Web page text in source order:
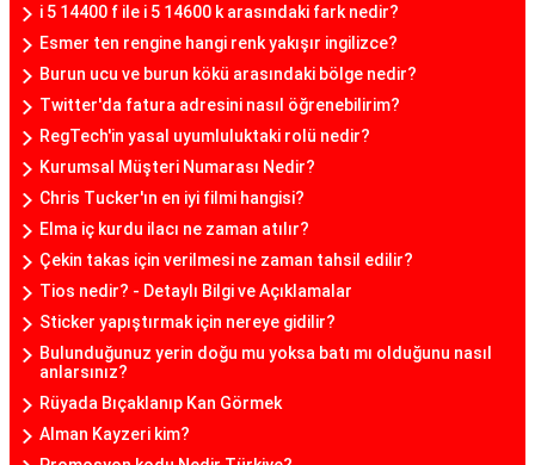
i 5 14400 f ile i 5 14600 k arasındaki fark nedir?
Esmer ten rengine hangi renk yakışır ingilizce?
Burun ucu ve burun kökü arasındaki bölge nedir?
Twitter'da fatura adresini nasıl öğrenebilirim?
RegTech'in yasal uyumluluktaki rolü nedir?
Kurumsal Müşteri Numarası Nedir?
Chris Tucker'ın en iyi filmi hangisi?
Elma iç kurdu ilacı ne zaman atılır?
Çekin takas için verilmesi ne zaman tahsil edilir?
Tios nedir? - Detaylı Bilgi ve Açıklamalar
Sticker yapıştırmak için nereye gidilir?
Bulunduğunuz yerin doğu mu yoksa batı mı olduğunu nasıl
anlarsınız?
Rüyada Bıçaklanıp Kan Görmek
Alman Kayzeri kim?